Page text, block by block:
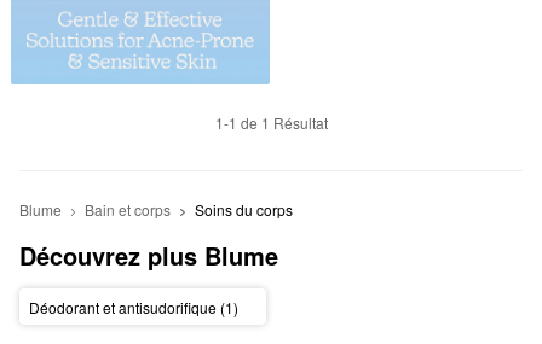
1-1 de 1 Résultat
Blume Bain et corps Soins du corps
Découvrez plus Blume
Déodorant et antisudorifique (1)